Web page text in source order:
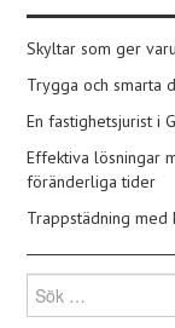
Skyltar som ger
Trygga och smarta
En fastighetsjurist i
Effektiva lösningar
föränderliga tider
Trappstädning med
efter: